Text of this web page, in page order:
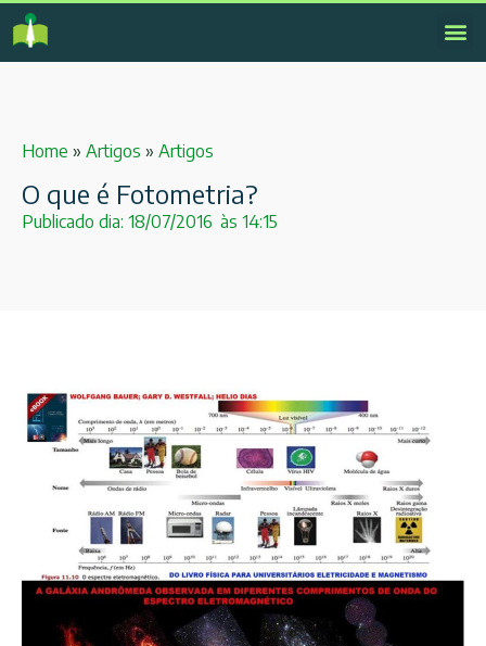
Home » Artigos » Artigos
O que é Fotometria?
Publicado dia: 18/07/2016 às 14:15